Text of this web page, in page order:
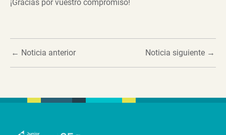
¡Gracias por vuestro compromiso!
← Noticia anterior Noticia siguiente →